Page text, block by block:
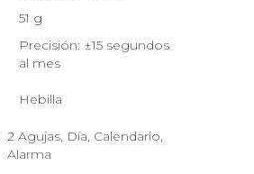
51 g
Precisión: ±15 segundos
al mes
Hebilla
2 Agujas, Día, Calendario,
Alarma